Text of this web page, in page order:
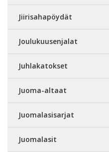
Jiirisahapöydät
Joulukuusenjalat
Juhlakatokset
Juoma-altaat
Juomalasisarjat
Juomalasit